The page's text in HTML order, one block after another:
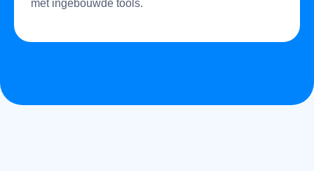
met ingebouwde tools.